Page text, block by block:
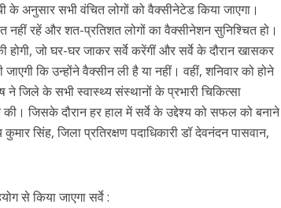
के अनुसार सभी वंचित लोगों को वैक्सीनेटेड किया जाएगा।
नहीं रहें और शत-प्रतिशत लोगों का वैक्सीनेशन सुनिश्चित हो।
होगी, जो घर-घर जाकर सर्वे करेंगीं और सर्वे के दौरान खासकर
कि उन्होंने वैक्सीन ली है या नहीं। वहीं, शनिवार को होने
जिले के सभी स्वास्थ्य संस्थानों के प्रभारी चिकित्सा
जिसके दौरान हर हाल में सर्वे के उद्देश्य को सफल को बनाने
सिंह, जिला प्रतिरक्षण पदाधिकारी डॉ देवनंदन पासवान,
से किया जाएगा सर्वे :